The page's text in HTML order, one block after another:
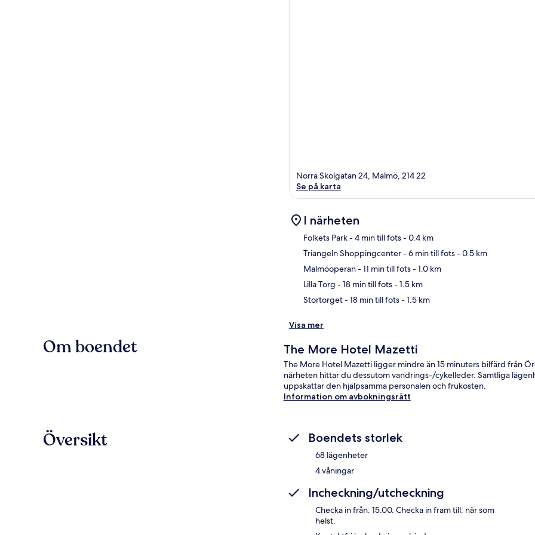
Norra Skolgatan 24, Malmö, 214 22
Se på karta
I närheten
Folkets Park- 4 min till fots- 0.4 km
Triangeln Shoppingcenter- 6 min till fots- 0.5 km
Malmöoperan- 11 min till fots- 1.0 km
Lilla Torg - 18 min till fots- 1.5 km
Stortorget- 18 min till fots- 1.5 km
Visa mer
Om boendet The More Hotel Mazetti
The More Hotel Mazetti ligger mindre än 15 minuters bilfärd från
närheten hittar du dessutom vandrings-/cykelleder. Samtliga
uppskattar den hjälpsamma personalen och frukosten.
Information om avbokningsrätt
Översikt Boendets storlek
68 lägenheter
4 våningar
Incheckning/utcheckning
Checka in från: 15.00. Checka in fram till: när som
helst.